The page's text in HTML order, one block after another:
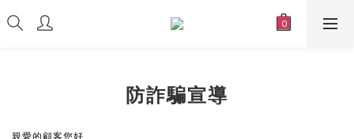
防詐騙宣導
親愛的顧客您好